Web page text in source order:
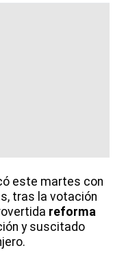
este martes con
tras la votación
reforma
y suscitado